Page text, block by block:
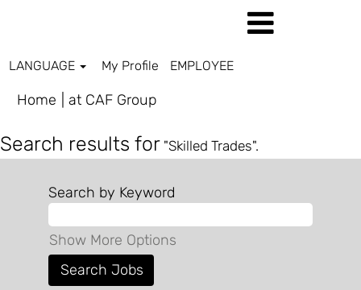
LANGUAGE My Profile EMPLOYEE
Home at CAF Group(current
Search results for "Skilled Trades".
Search by Keyword
Show More Options